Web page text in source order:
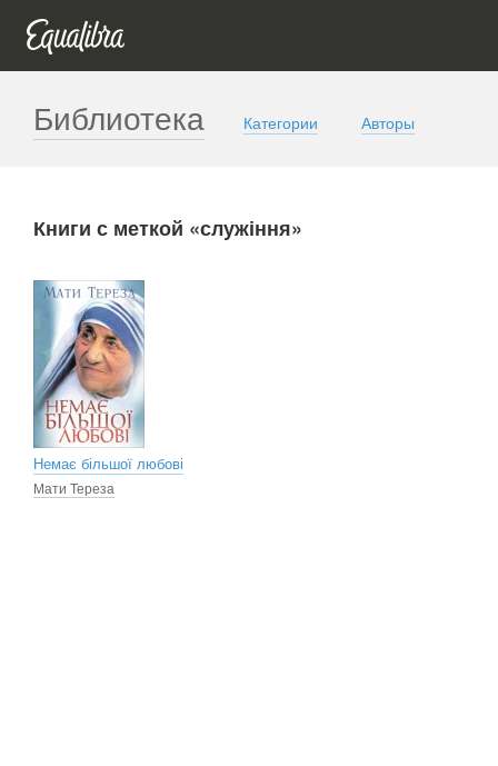
Библиотека Категории Авторы
Книги с меткой «служіння»
Немає більшої любові
Мати Тереза